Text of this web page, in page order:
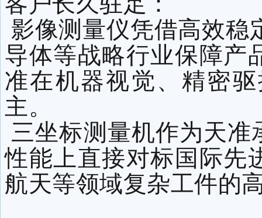
影像测量仪凭借高效稳
导体等战略行业保障产
准在机器视觉、精密
主。
三坐标测量机作为天
性能上直接对标国际先
航天等领域复杂工件的